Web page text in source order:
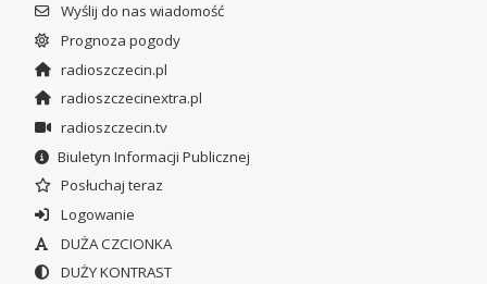
Wyślij do nas wiadomość
Prognoza pogody
radioszczecin.pl
radioszczecinextra.pl
radioszczecin.tv
Biuletyn Informacji Publicznej
Posłuchaj teraz
Logowanie
DUŻA CZCIONKA
DUŻY KONTRAST